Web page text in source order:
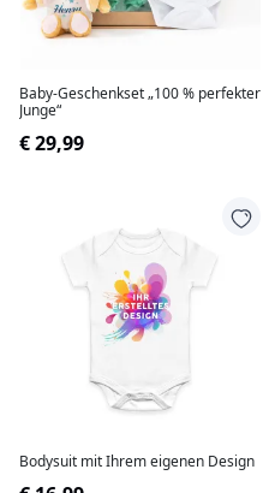
Baby-Geschenkset „100 % perfekter
Junge“
€ 29,99
Bodysuit mit Ihrem eigenen Design